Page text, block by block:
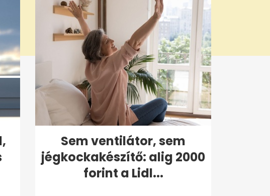
Sem ventilátor, sem
jégkockakészítő: alig 2000
forint a Lidl...